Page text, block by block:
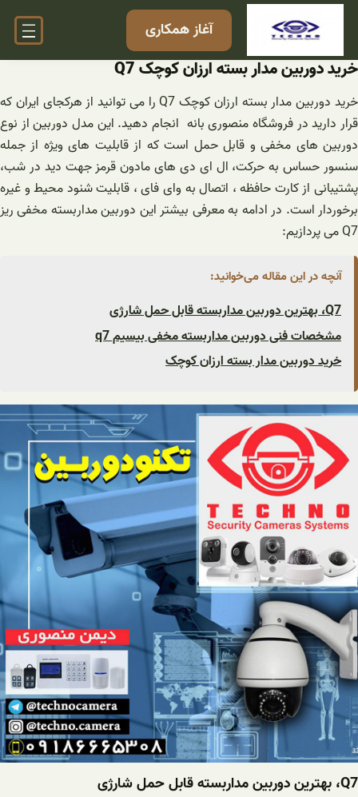
رفتن
آغاز همکاری
خرید دوربین مدار بسته ارزان کوچک Q7
خرید دوربین مدار بسته ارزان کوچک Q7 را می توانید از هرکجای ایران که
قرار دارید در فروشگاه منصوری بانه انجام دهید. این مدل دوربین از نوع
دوربین های مخفی و قابل حمل است که از قابلیت های ویژه از جمله
سنسور حساس به حرکت، ال ای دی های مادون قرمز جهت دید در شب،
پشتیبانی از کارت حافظه ، اتصال به وای فای ، قابلیت شنود محیط و غیره
برخوردار است. در ادامه به معرفی بیشتر این دوربین مداربسته مخفی ریز
Q7 می پردازیم:
آنچه در این مقاله می‌خوانید:
Q7، بهترین دوربین مداربسته قابل حمل شارژی
مشخصات فنی دوربین مداربسته مخفی بیسیم q7
خرید دوربین مدار بسته ارزان کوچک
Q7، بهترین دوربین مداربسته قابل حمل شارژی